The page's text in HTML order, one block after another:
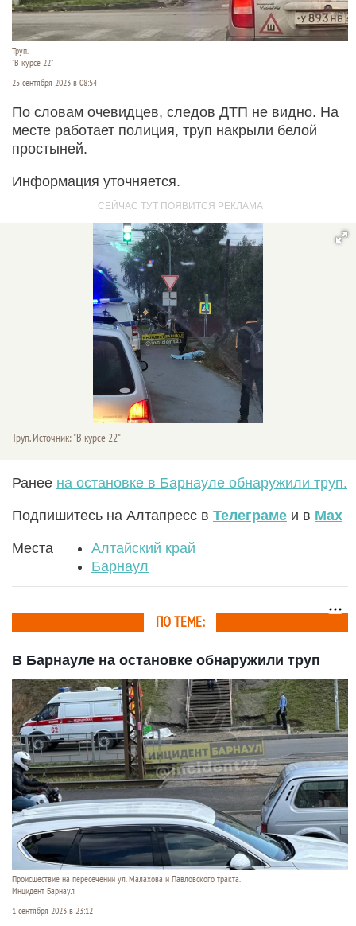
Труп.
"В курсе 22"
25 сентября 2023 в 08:54
По словам очевидцев, следов ДТП не видно. На
месте работает полиция, труп накрыли белой
простыней.
Информация уточняется.
Труп. Источник: "В курсе 22"
Ранее на остановке в Барнауле обнаружили труп.
Подпишитесь на Алтапресс в Телеграме и в Max
Места
Алтайский край
Барнаул
ПО ТЕМЕ:
В Барнауле на остановке обнаружили труп
Происшествие на пересечении ул. Малахова и Павловского тракта.
Инцидент Барнаул
1 сентября 2023 в 23:12